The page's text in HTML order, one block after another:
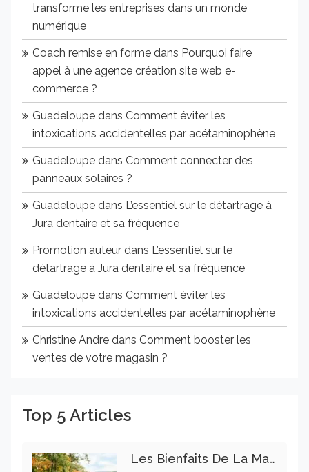
transforme les entreprises dans un monde
numérique
Coach remise en forme dans Pourquoi faire
appel à une agence création site web e-
commerce ?
Guadeloupe dans Comment éviter les
intoxications accidentelles par acétaminophène
Guadeloupe dans Comment connecter des
panneaux solaires ?
Guadeloupe dans L’essentiel sur le détartrage à
Jura dentaire et sa fréquence
Promotion auteur dans L’essentiel sur le
détartrage à Jura dentaire et sa fréquence
Guadeloupe dans Comment éviter les
intoxications accidentelles par acétaminophène
Christine Andre dans Comment booster les
ventes de votre magasin ?
Top 5 Articles
Les Bienfaits De La Marche Sur La Santé Physique Et Mentale